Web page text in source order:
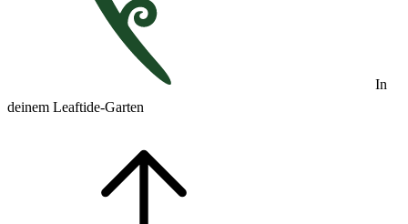
In
deinem Leaftide-Garten